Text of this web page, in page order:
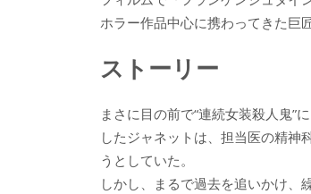
k
ホラー作品中心に携わってきた巨
ストーリー
まさに目の前で“連続女装殺人鬼”
したジャネットは、担当医の精神
うとしていた。
しかし、まるで過去を追いかけ